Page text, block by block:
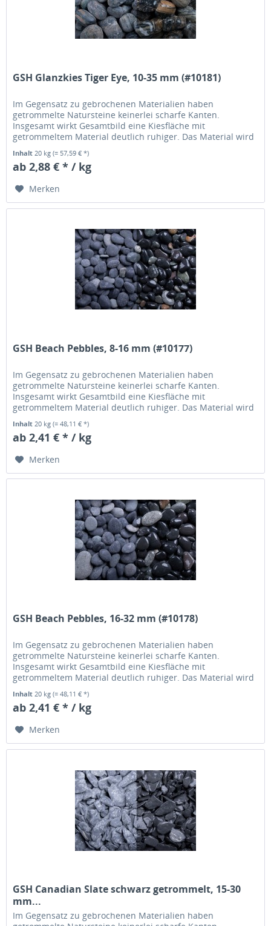
GSH Glanzkies Tiger Eye, 10-35 mm (#10181)
Im Gegensatz zu gebrochenen Materialien haben
getrommelte Natursteine keinerlei scharfe Kanten.
Insgesamt wirkt Gesamtbild eine Kiesfläche mit
getrommeltem Material deutlich ruhiger. Das Material wird
übrigens in einer Trommel solange...
Inhalt 20 kg(= 57,59 € *)
ab 2,88 € * / kg
Merken
GSH Beach Pebbles, 8-16 mm (#10177)
Im Gegensatz zu gebrochenen Materialien haben
getrommelte Natursteine keinerlei scharfe Kanten.
Insgesamt wirkt Gesamtbild eine Kiesfläche mit
getrommeltem Material deutlich ruhiger. Das Material wird
Inhalt 20 kg(= 48,11 € *)
ab 2,41 € * / kg
Merken
GSH Beach Pebbles, 16-32 mm (#10178)
Im Gegensatz zu gebrochenen Materialien haben
getrommelte Natursteine keinerlei scharfe Kanten.
Insgesamt wirkt Gesamtbild eine Kiesfläche mit
getrommeltem Material deutlich ruhiger. Das Material wird
übrigens in einer Trommel solange...
Inhalt20 kg(= 48,11 € *)
ab 2,41 € * / kg
Merken
GSH Canadian Slate schwarz getrommelt, 15-30
mm...
Im Gegensatz zu gebrochenen Materialien haben